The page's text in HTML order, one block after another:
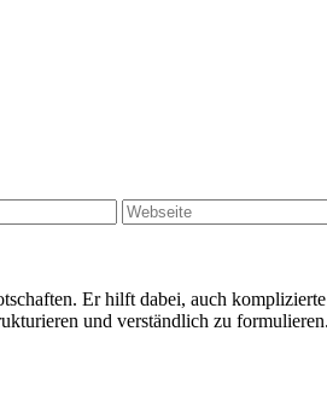
Er hilft dabei, auch komplizierte
und verständlich zu